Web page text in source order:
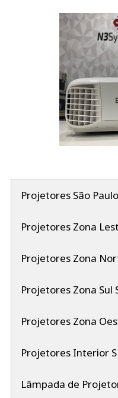
Projetores São Paulo
Projetores Zona
Projetores Zona
Projetores Zona Sul
Projetores Zona
Projetores Interior
Lâmpada de